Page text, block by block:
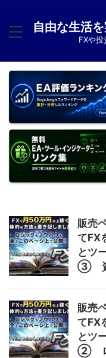
自由な生活
FXや投
販売
てFX
とツ
③ 資
販売
てFX
とツ
② ロ